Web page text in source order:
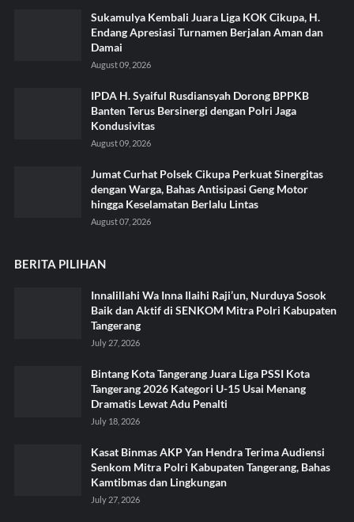
Sukamulya Kembali Juara Liga KOK Cikupa, H.
Endang Apresiasi Turnamen Berjalan Aman dan
Damai
August 09, 2026
IPDA H. Syaiful Rusdiansyah Dorong BPPKB
Banten Terus Bersinergi dengan Polri Jaga
Kondusivitas
August 09, 2026
Jumat Curhat Polsek Cikupa Perkuat Sinergitas
dengan Warga, Bahas Antisipasi Geng Motor
hingga Keselamatan Berlalu Lintas
August 07, 2026
BERITA PILIHAN
Innalillahi Wa Inna Ilaihi Raji’un, Nurduya Sosok
Baik dan Aktif di SENKOM Mitra Polri Kabupaten
Tangerang
July 27, 2026
Bintang Kota Tangerang Juara Liga PSSI Kota
Tangerang 2026 Kategori U-15 Usai Menang
Dramatis Lewat Adu Penalti
July 18, 2026
Kasat Binmas AKP Yan Hendra Terima Audiensi
Senkom Mitra Polri Kabupaten Tangerang, Bahas
Kamtibmas dan Lingkungan
July 27, 2026